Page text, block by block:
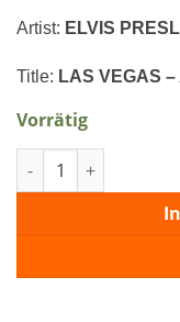
Artist: ELVIS
Title: LAS VEGAS
Vorrätig
LAS VEGAS –